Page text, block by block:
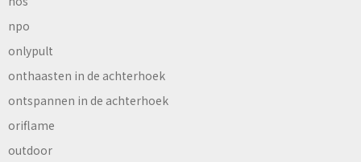
npo
onlypult
onthaasten in de achterhoek
ontspannen in de achterhoek
oriflame
outdoor